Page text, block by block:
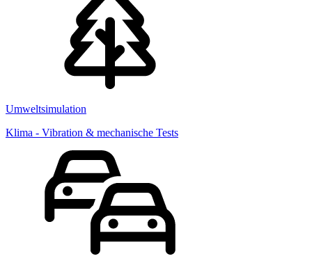
Umweltsimulation
Klima - Vibration & mechanische Tests